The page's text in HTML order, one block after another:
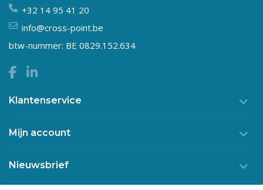
+32 14 95 41 20
info@cross-point.be
btw-nummer: BE 0829.152.634
Klantenservice
Mijn account
Nieuwsbrief